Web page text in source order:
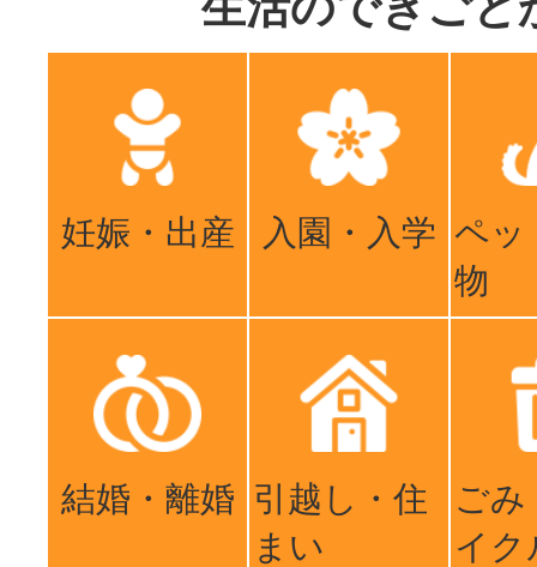
妊娠・出産 入園・入学 ペッ
物
結婚・離婚 引越し・住
まい
ごみ
イク